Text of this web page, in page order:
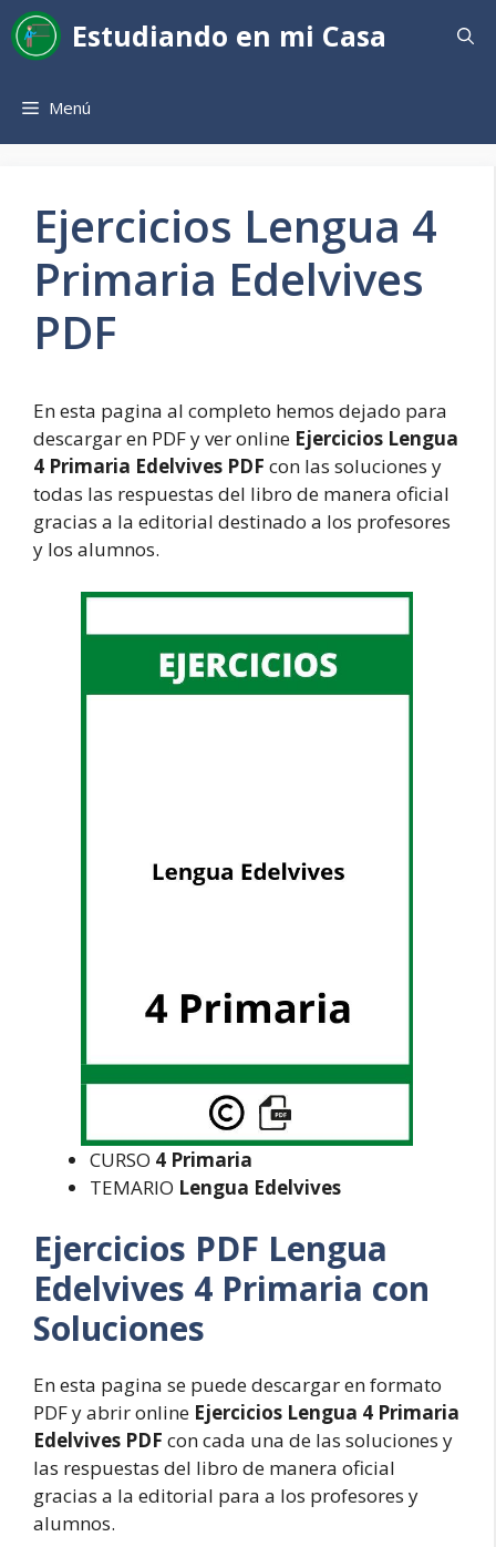
Saltar
al
contenido
Estudiando en mi Casa
Menú
Ejercicios Lengua 4
Primaria Edelvives
PDF
En esta pagina al completo hemos dejado para
descargar en PDF y ver online Ejercicios Lengua
4 Primaria Edelvives PDF con las soluciones y
todas las respuestas del libro de manera oficial
gracias a la editorial destinado a los profesores
y los alumnos.
CURSO 4 Primaria
TEMARIO Lengua Edelvives
Ejercicios PDF Lengua
Edelvives 4 Primaria con
Soluciones
En esta pagina se puede descargar en formato
PDF y abrir online Ejercicios Lengua 4 Primaria
Edelvives PDF con cada una de las soluciones y
las respuestas del libro de manera oficial
gracias a la editorial para a los profesores y
alumnos.